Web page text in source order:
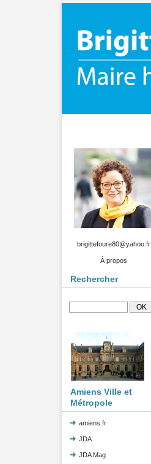
brigittefoure80@yahoo.fr
À propos
Rechercher
Amiens Ville et
Métropole
amiens.fr
JDA
JDA Mag